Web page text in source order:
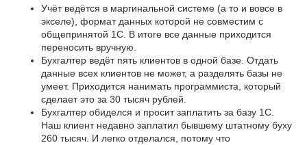
Учёт ведётся в маргинальной системе (а то и вовсе в
экселе), формат данных которой не совместим с
общепринятой 1С. В итоге все данные приходится
переносить вручную.
Бухгалтер ведёт пять клиентов в одной базе. Отдать
данные всех клиентов не может, а разделять базы не
умеет. Приходится нанимать программиста, который
сделает это за 30 тысяч рублей.
Бухгалтер обиделся и просит заплатить за базу 1С.
Наш клиент недавно заплатил бывшему штатному буху
260 тысяч. И легко отделался, потому что